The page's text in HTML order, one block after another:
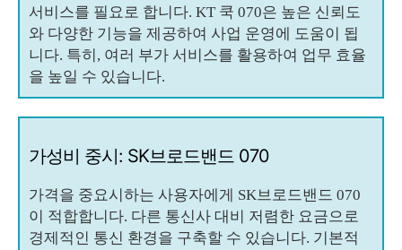
서비스를 필요로 합니다. KT 쿡 070은 높은 신뢰도
와 다양한 기능을 제공하여 사업 운영에 도움이 됩
니다. 특히, 여러 부가 서비스를 활용하여 업무 효율
을 높일 수 있습니다.
가성비 중시: SK브로드밴드 070
가격을 중요시하는 사용자에게 SK브로드밴드 070
이 적합합니다. 다른 통신사 대비 저렴한 요금으로
경제적인 통신 환경을 구축할 수 있습니다. 기본적